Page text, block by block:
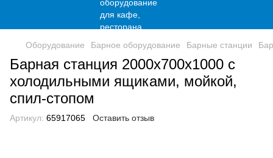
Оборудование Барное оборудование Барные станции
Барная станция 2000х700х1000 с
холодильными ящиками, мойкой,
спил-стопом
Артикул: 65917065 Оставить отзыв